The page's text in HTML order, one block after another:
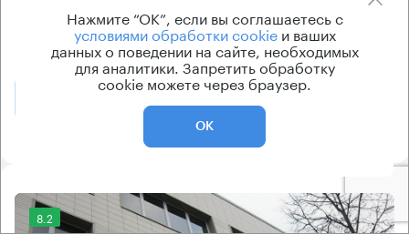
Кондиционирование
центральное
8.2
Нажмите “ОК”, если вы соглашаетесь с
условиями обработки cookieи ваших
данных о поведении на сайте, необходимых
для аналитики. Запретить обработку
cookie можете через браузер.
ОК